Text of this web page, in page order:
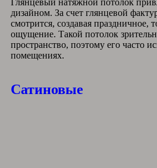
Глянцевый натяжной потолок
дизайном. За счет глянцевой
смотрится, создавая праздничное,
ощущение. Такой потолок
пространство, поэтому его часто
помещениях.
Сатиновые